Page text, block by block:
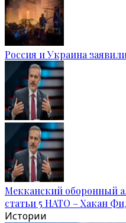
Россия и Украина
Мекканский оборонный
статьи 5 НАТО – Хакан
Истории